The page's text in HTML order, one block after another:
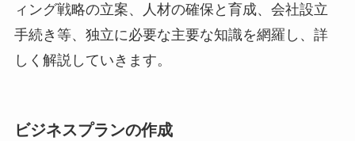
ィング戦略の立案、人材の確保と育成、会社設立
手続き等、独立に必要な主要な知識を網羅し、詳
しく解説していきます。
ビジネスプランの作成